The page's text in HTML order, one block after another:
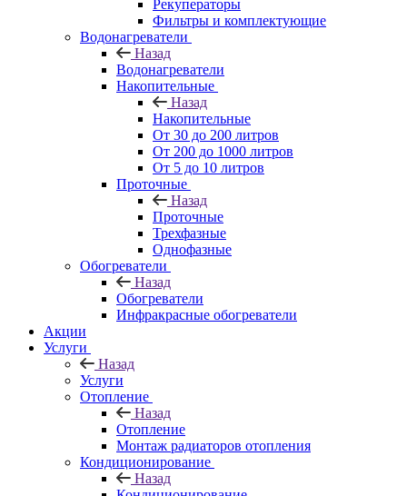
Рекуператоры
Фильтры и комплектующие
Водонагреватели
Назад
Водонагреватели
Накопительные
Назад
Накопительные
От 30 до 200 литров
От 200 до 1000 литров
От 5 до 10 литров
Проточные
Назад
Проточные
Трехфазные
Однофазные
Обогреватели
Назад
Обогреватели
Инфракрасные обогреватели
Акции
Услуги
Назад
Услуги
Отопление
Назад
Отопление
Монтаж радиаторов отопления
Кондиционирование
Назад